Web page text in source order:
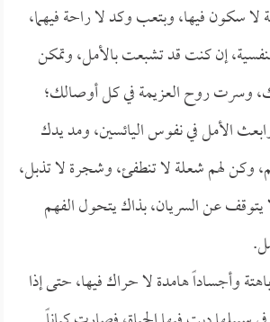
سكون فيها، وبتعب وكد لا راحة فيهما،
إن كنت قد تشبعت بالأمل، وتمكن
وسرت روح العزيمة في كل أوصالك؛
الأمل في نفوس اليائسين، ومد يدك
وكن لهم شعلة لا تنطفئ، وشجرة لا تذبل،
يتوقف عن السريان، بذاك يتحول الفهم
وأجساداً هامدة لا حراك فيها، حتى إذا